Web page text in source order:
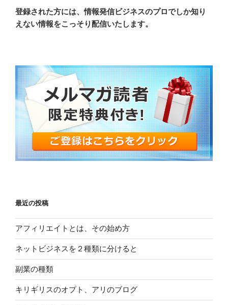
登録された方には、情報発信ビジネスのプロでしか知り
えない情報をこっそり配信いたします。
最近の投稿
アフィリエイトとは、その始め方
ネットビジネスを２種類に分けると
副業の種類
キリギリスのオプト、アリのブログ